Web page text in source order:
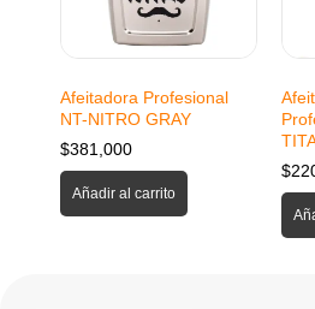
Afeitadora Profesional
NT-NITRO GRAY
$381,000
Añadir al carrito
$